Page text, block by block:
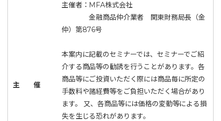
主 催
主催者：MFA株式会社
金融商品仲介業者 関東財務局長（金
仲）第876号
本案内に記載のセミナーでは、セミナーでご紹
介する商品等の勧誘を行うことがあります。各
商品等にご投資いただく際には商品毎に所定の
手数料や諸経費等をご負担いただく場合があり
ます。 又、各商品等には価格の変動等による損
失を生じる恐れがあります。